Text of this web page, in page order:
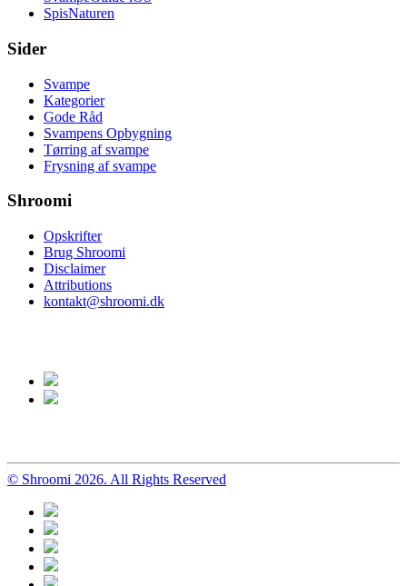
SpisNaturen
Sider
Svampe
Kategorier
Gode Råd
Svampens Opbygning
Tørring af svampe
Frysning af svampe
Shroomi
Opskrifter
Brug Shroomi
Disclaimer
Attributions
kontakt@shroomi.dk
© Shroomi 2026. All Rights Reserved